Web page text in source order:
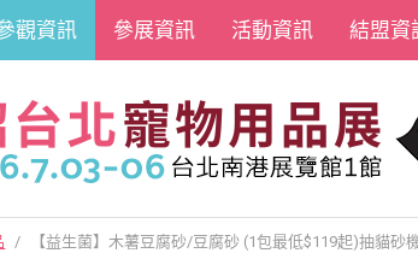
觀資訊 參展資訊 活動資訊 結盟資
/ 【益生菌】木薯豆腐砂/豆腐砂 (1包最低$119起)抽貓砂